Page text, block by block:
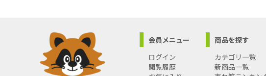
会員メニュー
ログイン
閲覧履歴
商品を探す
カテゴリ一覧
新商品一覧